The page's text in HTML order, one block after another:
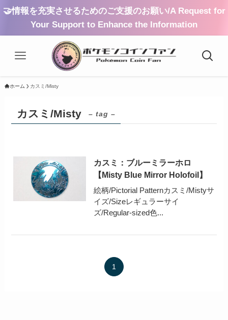
🤝情報を充実させるためのご支援のお願い/A Request for
Your Support to Enhance the Information
ホーム カスミ/Misty
カスミ/Misty – tag –
カスミ：ブルーミラーホロ
【Misty Blue Mirror Holofoil】
絵柄/Pictorial Patternカスミ/Mistyサ
イズ/Sizeレギュラーサイ
ズ/Regular-sized色...
1